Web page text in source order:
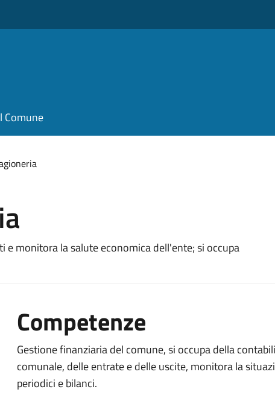
Comune
e monitora la salute economica dell'ente; si occupa
Competenze
Gestione finanziaria del comune, si occupa della
comunale, delle entrate e delle uscite, monitora la
periodici e bilanci.